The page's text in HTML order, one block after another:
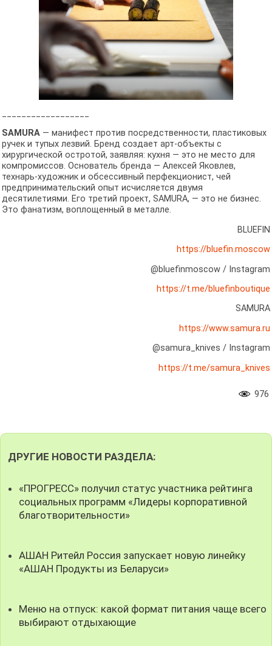
SAMURA — манифест против посредственности, пластиковых
ручек и тупых лезвий. Бренд создает арт-объекты с
хирургической остротой, заявляя: кухня — это не место для
компромиссов. Основатель бренда — Алексей Яковлев,
технарь-художник и обсессивный перфекционист, чей
предпринимательский опыт исчисляется двумя
десятилетиями. Его третий проект, SAMURA, — это не бизнес.
Это фанатизм, воплощенный в металле.
BLUEFIN
https://bluefin.moscow
@bluefinmoscow / Instagram
https://t.me/bluefinboutique
SAMURA
https://www.samura.ru
@samura_knives / Instagram
https://t.me/samura_knives
976
ДРУГИЕ НОВОСТИ РАЗДЕЛА:
«ПРОГРЕСС» получил статус участника рейтинга
социальных программ «Лидеры корпоративной
благотворительности»
АШАН Ритейл Россия запускает новую линейку
«АШАН Продукты из Беларуси»
Меню на отпуск: какой формат питания чаще всего
выбирают отдыхающие